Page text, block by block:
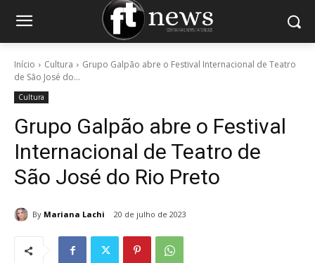
Início Cultura
Grupo Galpão abre o Festival Internacional de Teatro
de São José do...
Cultura
Grupo Galpão abre o Festival
Internacional de Teatro de
São José do Rio Preto
By Mariana Lachi 20 de julho de 2023